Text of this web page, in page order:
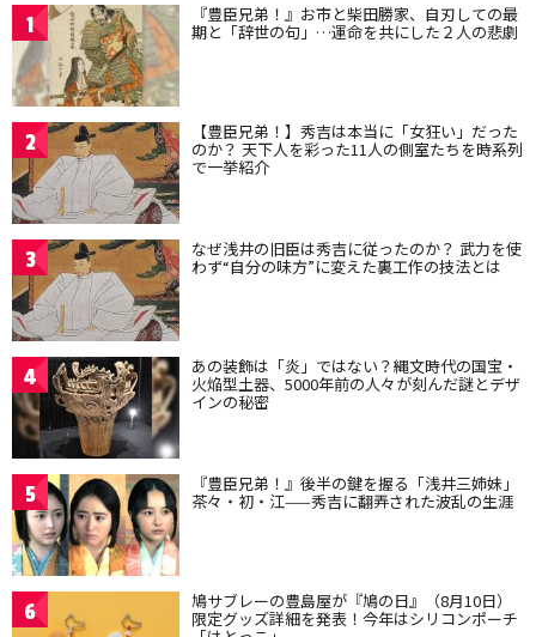
1 『豊臣兄弟！』お市と柴田勝家、自刃しての最
期と「辞世の句」…運命を共にした２人の悲劇
2 【豊臣兄弟！】秀吉は本当に「女狂い」だった
のか？ 天下人を彩った11人の側室たちを時系列
で一挙紹介
3 なぜ浅井の旧臣は秀吉に従ったのか？ 武力を使
わず“自分の味方”に変えた裏工作の技法とは
4 あの装飾は「炎」ではない？縄文時代の国宝・
火焔型土器、5000年前の人々が刻んだ謎とデザ
インの秘密
5 『豊臣兄弟！』後半の鍵を握る「浅井三姉妹」
茶々・初・江——秀吉に翻弄された波乱の生涯
6 鳩サブレーの豊島屋が『鳩の日』（8月10日）
限定グッズ詳細を発表！今年はシリコンポーチ